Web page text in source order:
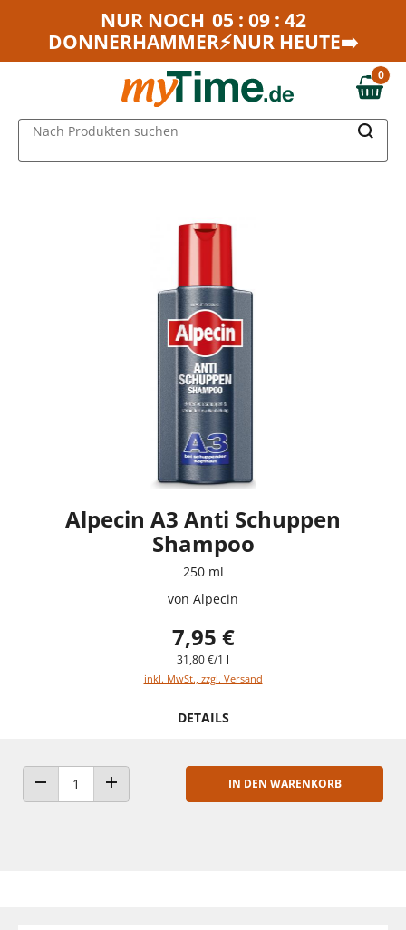
Zum Hauptinhalt springen
Zur Navigation springen
NUR NOCH 05 : 09 : 42
DONNERHAMMER⚡NUR HEUTE➡️
0,00 €
0
Nach Produkten suchen
Alpecin A3 Anti Schuppen
Shampoo
250 ml
von Alpecin
7,95 €
31,80 €/1 l
inkl. MwSt., zzgl. Versand
DETAILS
ANZAHL VERRINGERNANZAHL ERHÖHEN
IN DEN WARENKORB